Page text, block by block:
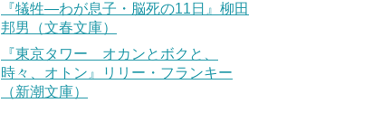
『犠牲―わが息子・脳死の11日』柳田
邦男（文春文庫）
『東京タワー オカンとボクと、
時々、オトン』リリー・フランキー
（新潮文庫）